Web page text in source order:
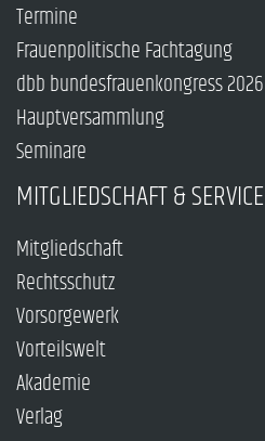
Termine
Frauenpolitische Fachtagung
dbb bundesfrauenkongress 2026
Hauptversammlung
Seminare
MITGLIEDSCHAFT & SERVICE
Mitgliedschaft
Rechtsschutz
Vorsorgewerk
Vorteilswelt
Akademie
Verlag